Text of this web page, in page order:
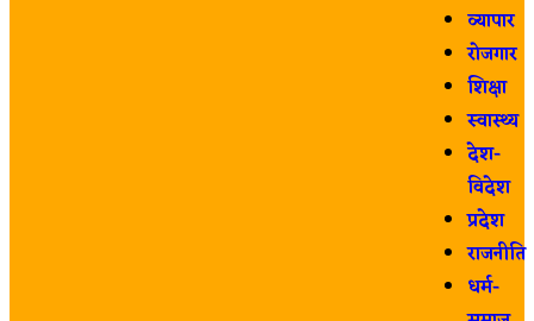
व्यापार
रोजगार
शिक्षा
स्वास्थ्य
देश-
विदेश
प्रदेश
राजनीति
धर्म-